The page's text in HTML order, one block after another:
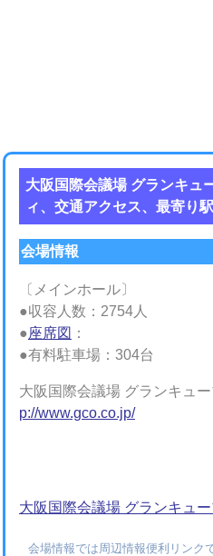
大阪国際会議場 グランキュ
ィ、交通アクセス、最寄り駅
会場情報
〔メインホール〕
●収容人数：2754人
●座席図 ：
●有料駐車場：304台
大阪国際会議場 グランキュ
p://www.gco.co.jp/
大阪国際会議場 グランキュ
会場情報では周辺情報便利リンク